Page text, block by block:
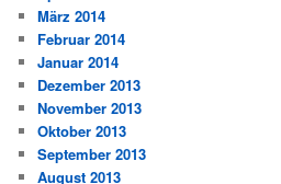
März 2014
Februar 2014
Januar 2014
Dezember 2013
November 2013
Oktober 2013
September 2013
August 2013